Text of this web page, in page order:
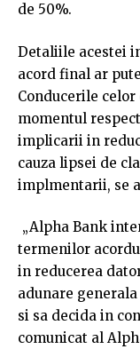
de 50%.
Detaliile acestei
acord final ar
Conducerile
momentul
implicarii in
cauza lipsei de
implmentarii, se
„Alpha Bank
termenilor
in reducerea
adunare
si sa decida in
comunicat al